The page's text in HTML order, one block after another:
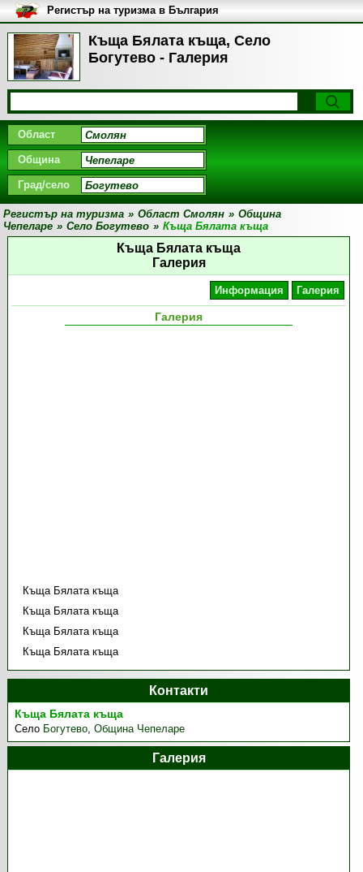
Къща Бялата къща, Село
Богутево - Галерия
Регистър на туризма в България
Област
Община
Град/село
Регистър на туризма » Област Смолян » Община
Чепеларе » Село Богутево » Къща Бялата къща
Къща Бялата къща
Галерия
Информация Галерия
Галерия
Къща Бялата къща
Къща Бялата къща
Къща Бялата къща
Къща Бялата къща
Контакти
Къща Бялата къща
Село Богутево,Община Чепеларе
Галерия